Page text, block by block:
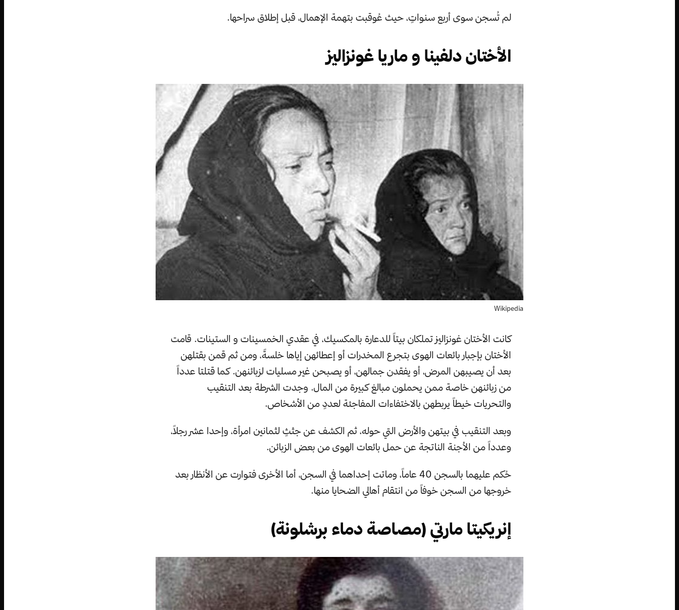
لم تُسجن سوى أربع سنواتٍ، حيث عُوقبت بتهمة الإهمال، قبل إطلاق سراحها.
الأختان دلفينا و ماريا غونزاليز
Wikipedia
كانت الأختان غونزاليز تملكان بيتاً للدعارة بالمكسيك، في عقدي الخمسينات و الستينات. قامت
الأختان بإجبار بائعات الهوى بتجرع المخدرات أو إعطائهن إياها خلسةً، ومن ثم قمن بقتلهن
بعد أن يصيبهن المرض، أو يفقدن جمالهن، أو يصبحن غير مسليات لزبائنهن. كما قتلتا عدداً
من زبائنهن خاصة ممن يحملون مبالغ كبيرة من المال. وجدت الشرطة بعد التنقيب
والتحريات خيطاً يربطهن بالاختفاءات المفاجئة لعددٍ من الأشخاص.
وبعد التنقيب في بيتهن والأرض التي حوله، ثم الكشف عن جثثٍ لثمانين امرأة، وإحدا عشر رجلاً،
وعدداً من الأجنة الناتجة عن حمل بائعات الهوى من بعض الزبائن.
حُكم عليهما بالسجن 40 عاماً، وماتت إحداهما في السجن، أما الأخرى فتوارت عن الأنظار بعد
خروجها من السجن خوفاً من انتقام أهالي الضحايا منها.
إنريكيتا مارتي (مصاصة دماء برشلونة)